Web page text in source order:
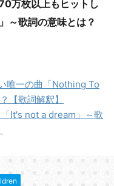
万枚以上もヒットし
～歌詞の意味とは？
唯一の曲「Nothing To
【歌詞解釈】
「It's not a dream」～歌